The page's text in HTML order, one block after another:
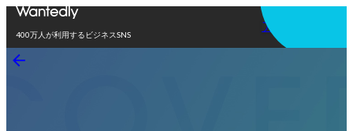
400万人が利用するビジネスSNS
アプリを使う